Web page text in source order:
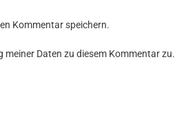
Kommentar speichern.
Daten zu diesem Kommentar zu.